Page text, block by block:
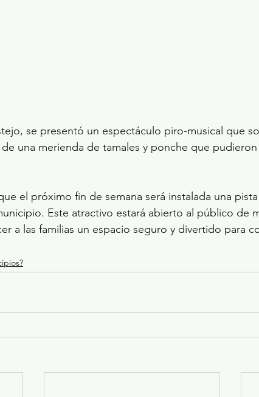
se presentó un espectáculo piro-musical que
una merienda de tamales y ponche que
el próximo fin de semana será instalada una
Este atractivo estará abierto al público de
a las familias un espacio seguro y divertido para